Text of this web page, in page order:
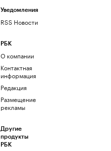
Уведомления
RSS Новости
РБК
О компании
Контактная
информация
Редакция
Размещение
рекламы
Другие
продукты
РБК